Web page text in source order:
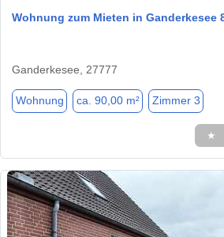
Wohnung zum Mieten in Ganderkesee
Ganderkesee, 27777
Wohnung ca. 90,00 m² Zimmer 3
★